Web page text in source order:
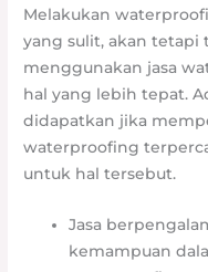
Melakukan
yang sulit, akan
menggunakan jasa
hal yang lebih tepat.
didapatkan jika
waterproofing
untuk hal tersebut.
Jasa
kemampuan